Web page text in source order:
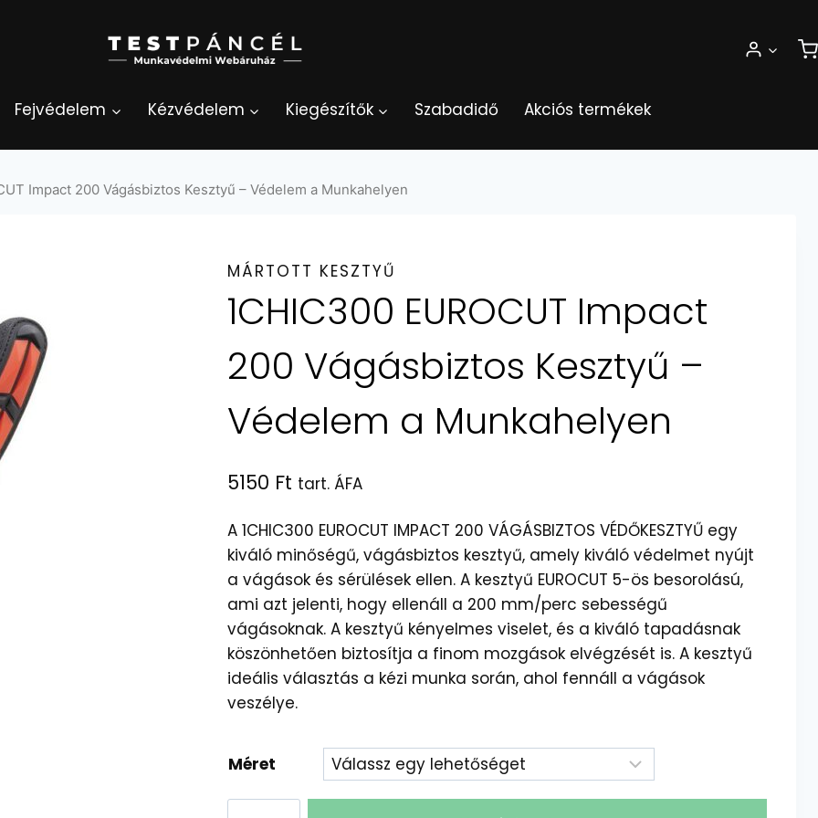
Fejvédelem Kézvédelem Kiegészítők Szabadidő Akciós termékek
Impact 200 Vágásbiztos Kesztyű – Védelem a Munkahelyen
MÁRTOTT KESZTYŰ
1CHIC300 EUROCUT Impact
200 Vágásbiztos Kesztyű –
Védelem a Munkahelyen
5150 Ft tart. ÁFA
A 1CHIC300 EUROCUT IMPACT 200 VÁGÁSBIZTOS VÉDŐKESZTYŰ egy
kiváló minőségű, vágásbiztos kesztyű, amely kiváló védelmet nyújt
a vágások és sérülések ellen. A kesztyű EUROCUT 5-ös besorolású,
ami azt jelenti, hogy ellenáll a 200 mm/perc sebességű
vágásoknak. A kesztyű kényelmes viselet, és a kiváló tapadásnak
köszönhetően biztosítja a finom mozgások elvégzését is. A kesztyű
ideális választás a kézi munka során, ahol fennáll a vágások
veszélye.
Méret